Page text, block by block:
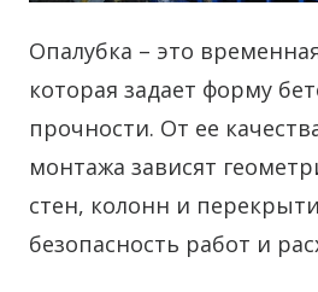
Опалубка – это
которая задает форму
прочности. От ее
монтажа зависят
стен, колонн и
безопасность работ и